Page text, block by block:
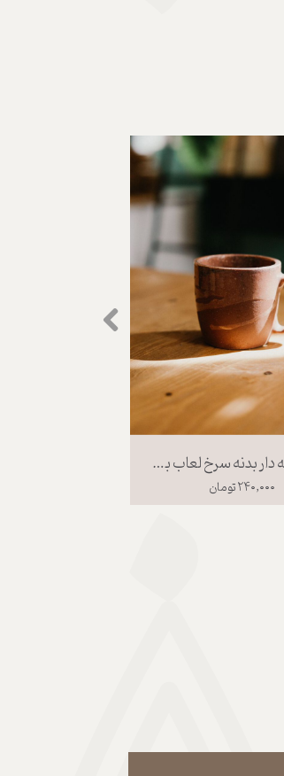
ماگ دسته دار بدنه سرخ لعاب بی رنگ
۲۴۰,۰۰۰ تومان